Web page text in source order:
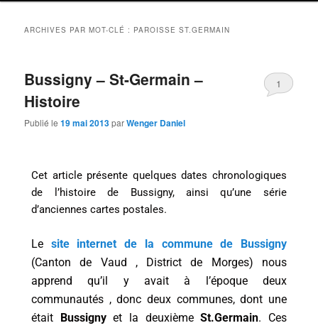
ARCHIVES PAR MOT-CLÉ : PAROISSE ST.GERMAIN
Bussigny – St-Germain –
Histoire
Publié le19 mai 2013parWenger Daniel
1
Cet article présente quelques dates chronologiques
de l’histoire de Bussigny, ainsi qu’une série
d’anciennes cartes postales.
Le site internet de la commune de Bussigny
(Canton de Vaud , District de Morges) nous
apprend qu’il y avait à l’époque deux
communautés , donc deux communes, dont une
était Bussignyet la deuxièmeSt.Germain. Ces